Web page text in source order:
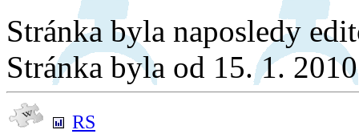
Stránka byla naposledy
Stránka byla od 15. 1.
RS